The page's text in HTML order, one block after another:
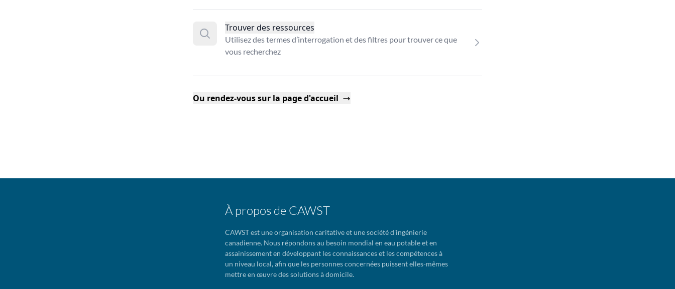
Trouver des ressources
Utilisez des termes d’interrogation et des filtres pour trouver ce que
vous recherchez
Ou rendez-vous sur la page d'accueil
À propos de CAWST
CAWST est une organisation caritative et une société d'ingénierie
canadienne. Nous répondons au besoin mondial en eau potable et en
assainissement en développant les connaissances et les compétences à
un niveau local, afin que les personnes concernées puissent elles-mêmes
mettre en œuvre des solutions à domicile.